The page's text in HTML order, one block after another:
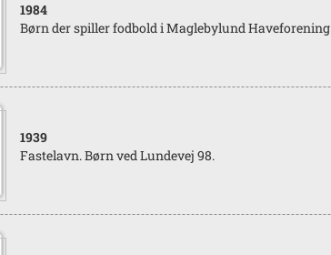
1984
Børn der spiller fodbold i Maglebylund Haveforening
1939
Fastelavn. Børn ved Lundevej 98.